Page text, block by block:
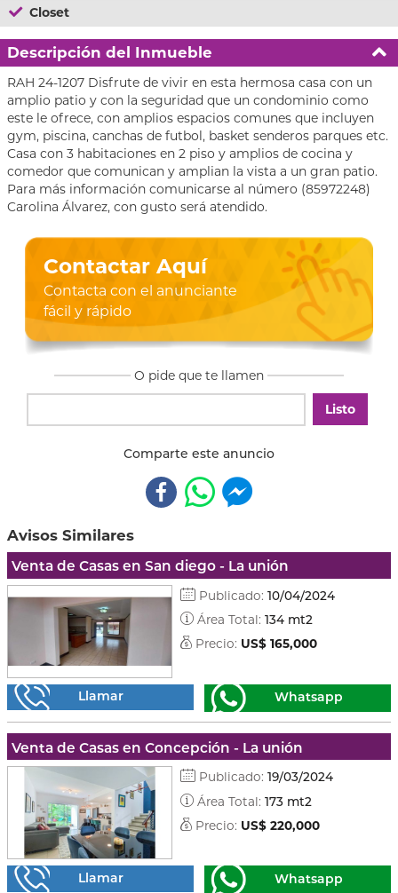
Closet
Descripción del Inmueble
RAH 24-1207 Disfrute de vivir en esta hermosa casa con un
amplio patio y con la seguridad que un condominio como
este le ofrece, con amplios espacios comunes que incluyen
gym, piscina, canchas de futbol, basket senderos parques etc.
Casa con 3 habitaciones en 2 piso y amplios de cocina y
comedor que comunican y amplian la vista a un gran patio.
Para más información comunicarse al número (85972248)
Carolina Álvarez, con gusto será atendido.
Contactar Aquí
Contacta con el anunciante
fácil y rápido
O pide que te llamen
Listo
Comparte este anuncio
Avisos Similares
Venta de Casas en San diego - La unión
Publicado: 10/04/2024
Área Total: 134 mt2
Precio: US$ 165,000
Llamar Whatsapp
Venta de Casas en Concepción - La unión
Publicado: 19/03/2024
Área Total: 173 mt2
Precio: US$ 220,000
Llamar Whatsapp